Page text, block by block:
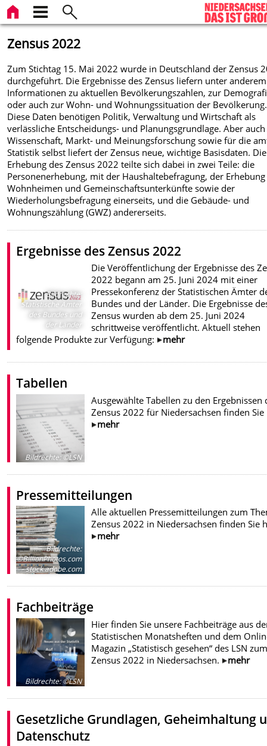
Zensus 2022
Zum Stichtag 15. Mai 2022 wurde in Deutschland der Zensus
durchgeführt. Die Ergebnisse des Zensus liefern unter anderem
Informationen zu aktuellen Bevölkerungszahlen, zur
oder auch zur Wohn- und Wohnungssituation der Bevölkerung.
Diese Daten benötigen Politik, Verwaltung und Wirtschaft als
verlässliche Entscheidungs- und Planungsgrundlage. Aber
Wissenschaft, Markt- und Meinungsforschung sowie für die
Statistik selbst liefert der Zensus neue, wichtige Basisdaten. Die
Erhebung des Zensus 2022 teilte sich dabei in zwei Teile: die
Personenerhebung, mit der Haushaltebefragung, der
Wohnheimen und Gemeinschaftsunterkünfte sowie der
Wiederholungsbefragung einerseits, und die Gebäude- und
Wohnungszählung (GWZ) andererseits.
Ergebnisse des Zensus 2022
Bildrechte:
Statistische Ämter
des Bundes und
der Länder
Die Veröffentlichung der Ergebnisse des
2022 begann am 25. Juni 2024 mit einer
Pressekonferenz der Statistischen Ämter
Bundes und der Länder. Die Ergebnisse
Zensus wurden ab dem 25. Juni 2024
schrittweise veröffentlicht. Aktuell stehen
folgende Produkte zur Verfügung:
mehr
Tabellen
Bildrechte:©LSN
Ausgewählte Tabellen zu den Ergebnissen
Zensus 2022 für Niedersachsen finden Sie
mehr
Pressemitteilungen
Bildrechte:
©BillionPhotos.com
- stock.adobe.com
Alle aktuellen Pressemitteilungen zum
Zensus 2022 in Niedersachsen finden Sie
mehr
Fachbeiträge
Bildrechte:©LSN
Hier finden Sie unsere Fachbeiträge aus
Statistischen Monatsheften und dem
Magazin „Statistisch gesehen“ des LSN zum
Zensus 2022 in Niedersachsen.
mehr
Gesetzliche Grundlagen, Geheimhaltung
Datenschutz